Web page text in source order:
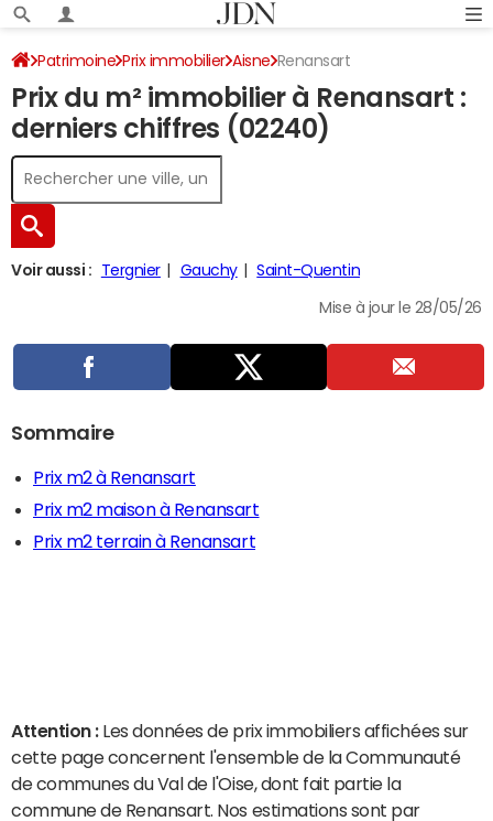
Patrimoine Prix immobilier Aisne Renansart
Prix du m² immobilier à Renansart :
derniers chiffres (02240)
Voir aussi : Tergnier Gauchy Saint-Quentin
Mise à jour le 28/05/26
Sommaire
Prix m2 à Renansart
Prix m2 maison à Renansart
Prix m2 terrain à Renansart
Attention : Les données de prix immobiliers affichées sur
cette page concernent l'ensemble de la Communauté
de communes du Val de l'Oise, dont fait partie la
commune de Renansart. Nos estimations sont par